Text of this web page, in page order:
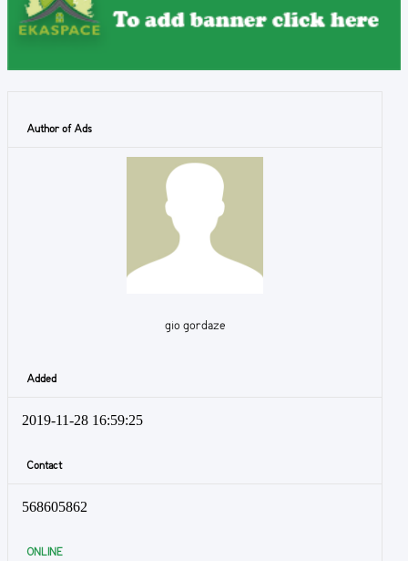
Author of Ads
gio gordaze
Added
2019-11-28 16:59:25
Contact
568605862
ONLINE